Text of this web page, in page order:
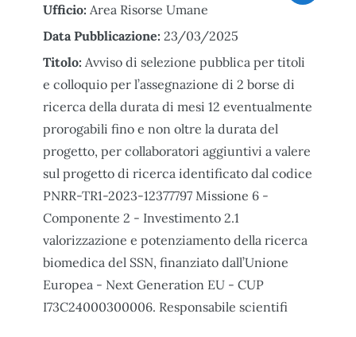
Ufficio: Area Risorse Umane
Data Pubblicazione: 23/03/2025
Titolo: Avviso di selezione pubblica per titoli
e colloquio per l’assegnazione di 2 borse di
ricerca della durata di mesi 12 eventualmente
prorogabili fino e non oltre la durata del
progetto, per collaboratori aggiuntivi a valere
sul progetto di ricerca identificato dal codice
PNRR-TR1-2023-12377797 Missione 6 -
Componente 2 - Investimento 2.1
valorizzazione e potenziamento della ricerca
biomedica del SSN, finanziato dall’Unione
Europea - Next Generation EU - CUP
I73C24000300006. Responsabile scientifi